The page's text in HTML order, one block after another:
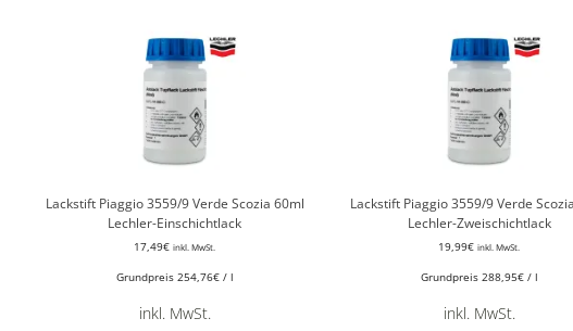
Lackstift Piaggio 3559/9 Verde Scozia 60ml
Lechler-Einschichtlack
17,49€ inkl. MwSt.
Grundpreis 254,76€/ l
inkl. MwSt.
Lackstift Piaggio 3559/9 Verde
Lechler-Zweischichtlack
19,99€ inkl. MwSt.
Grundpreis 288,95€/ l
inkl. MwSt.